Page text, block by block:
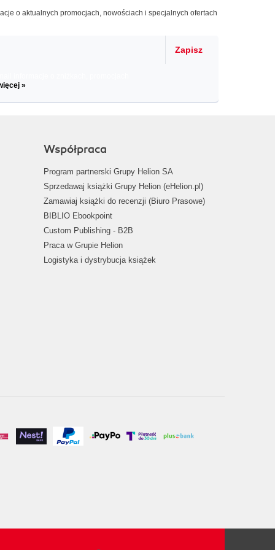
o aktualnych promocjach, nowościach i specjalnych ofertach
Zapisz
»
Współpraca
Program partnerski Grupy Helion SA
Sprzedawaj książki Grupy Helion (eHelion.pl)
Zamawiaj książki do recenzji (Biuro Prasowe)
BIBLIO Ebookpoint
Custom Publishing - B2B
Praca w Grupie Helion
Logistyka i dystrybucja książek